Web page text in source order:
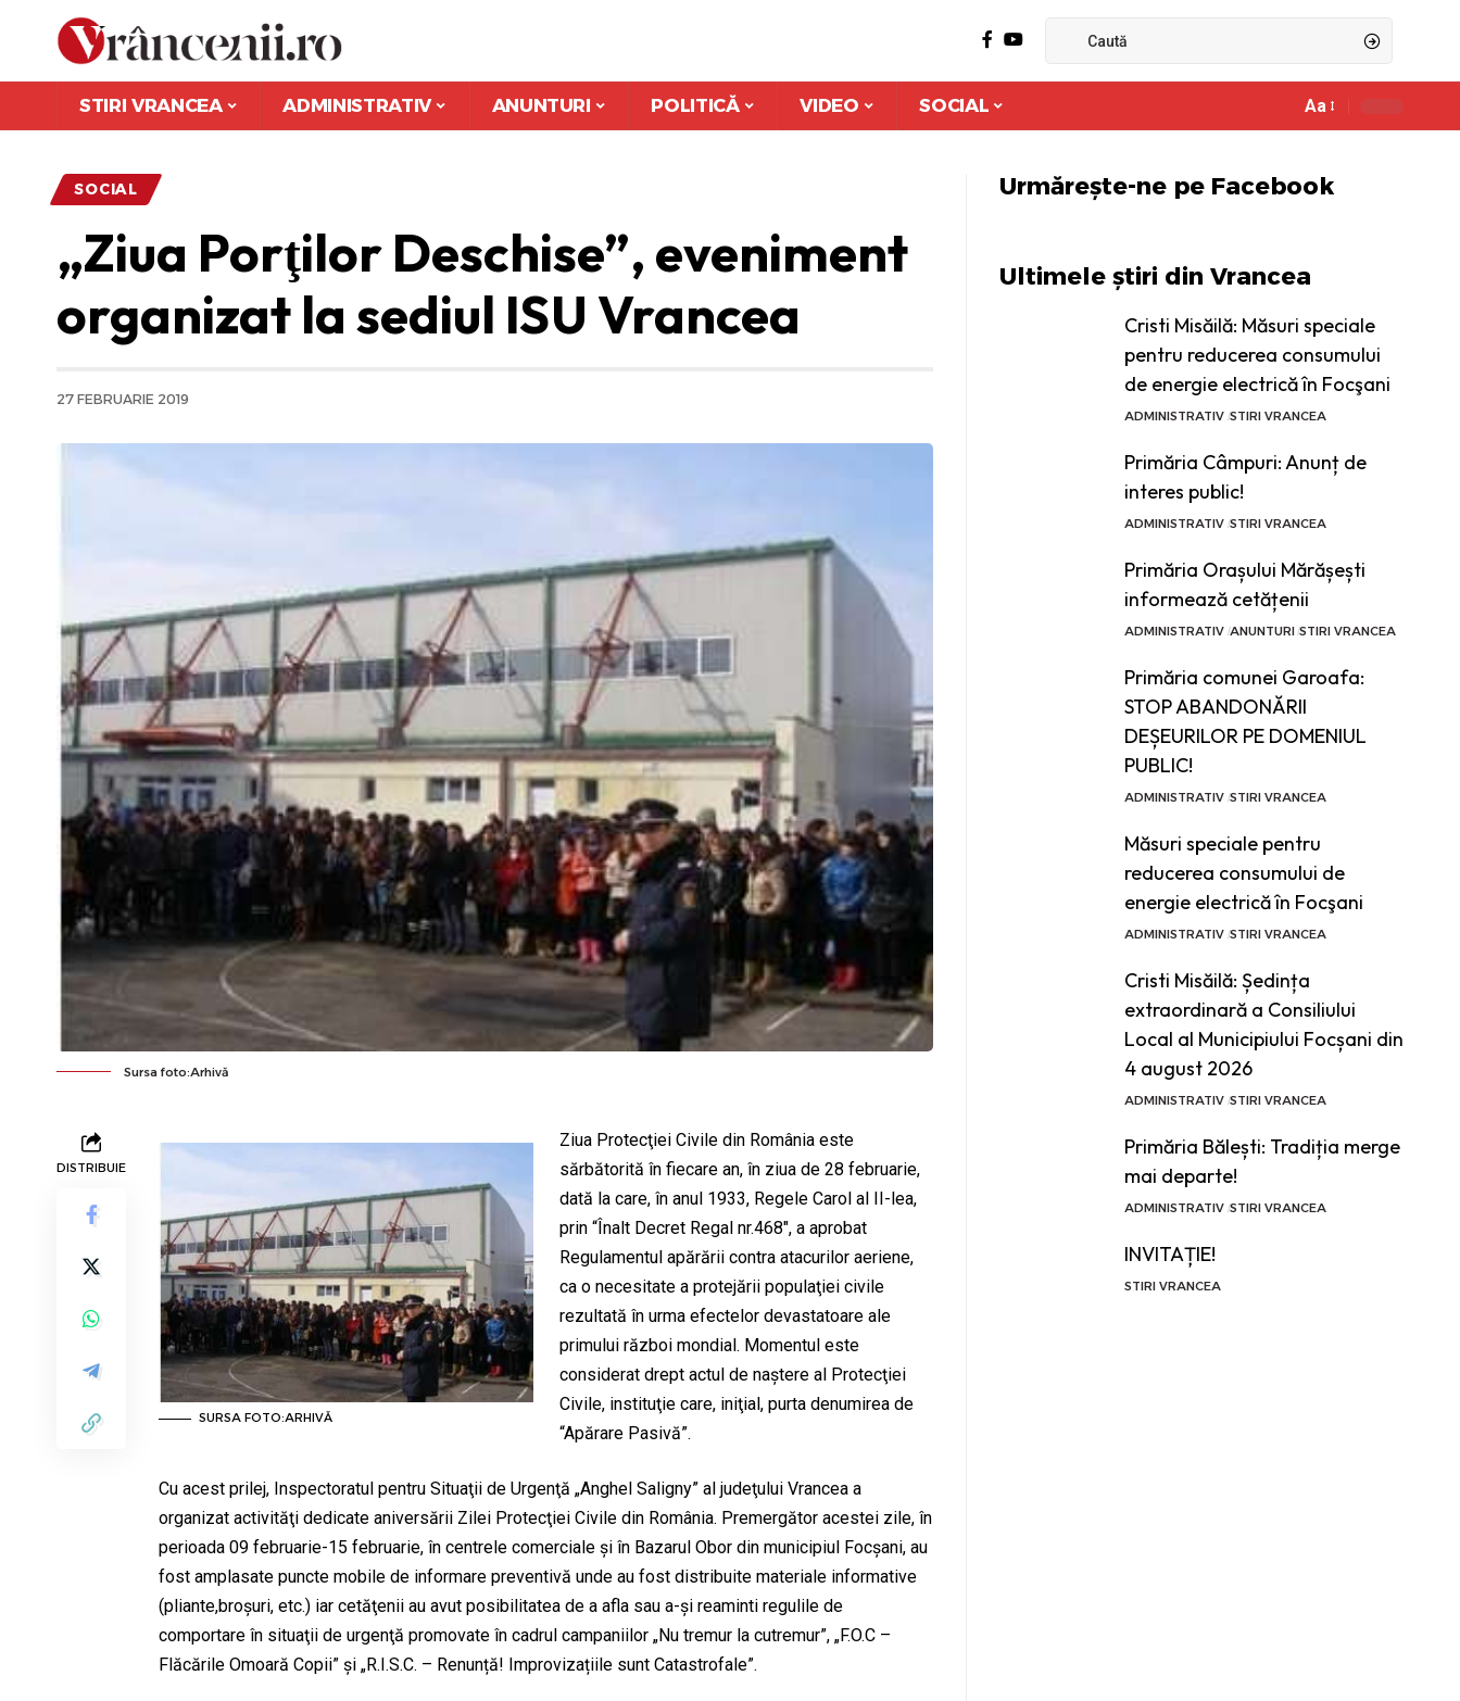
STIRI VRANCEA ADMINISTRATIV ANUNTURI POLITICĂ VIDEO SOCIAL
Ajustor
font
Aa
SOCIAL
„Ziua Porţilor Deschise”, eveniment
organizat la sediul ISU Vrancea
27 FEBRUARIE 2019
Sursa foto:Arhivă
DISTRIBUIE
SURSA FOTO:ARHIVĂ
Ziua Protecţiei Civile din România este
sărbătorită în fiecare an, în ziua de 28 februarie,
dată la care, în anul 1933, Regele Carol al II-lea,
prin “Înalt Decret Regal nr.468″, a aprobat
Regulamentul apărării contra atacurilor aeriene,
ca o necesitate a protejării populaţiei civile
rezultată în urma efectelor devastatoare ale
primului război mondial. Momentul este
considerat drept actul de naştere al Protecţiei
Civile, instituţie care, iniţial, purta denumirea de
“Apărare Pasivă”.
Cu acest prilej, Inspectoratul pentru Situaţii de Urgenţă „Anghel Saligny” al judeţului Vrancea a
organizat activităţi dedicate aniversării Zilei Protecţiei Civile din România. Premergător acestei zile, în
perioada 09 februarie-15 februarie, în centrele comerciale şi în Bazarul Obor din municipiul Focşani, au
fost amplasate puncte mobile de informare preventivă unde au fost distribuite materiale informative
(pliante,broșuri, etc.) iar cetăţenii au avut posibilitatea de a afla sau a-şi reaminti regulile de
comportare în situaţii de urgenţă promovate în cadrul campaniilor „Nu tremur la cutremur”, „F.O.C –
Flăcările Omoară Copii” și „R.I.S.C. – Renunță! Improvizațiile sunt Catastrofale”.
Urmărește-ne pe Facebook
Ultimele știri din Vrancea
Cristi Misăilă: Măsuri speciale
pentru reducerea consumului
de energie electrică în Focşani
ADMINISTRATIV STIRI VRANCEA
Primăria Câmpuri: Anunț de
interes public!
ADMINISTRATIV STIRI VRANCEA
Primăria Orașului Mărășești
informează cetățenii
ADMINISTRATIV ANUNTURI STIRI VRANCEA
Primăria comunei Garoafa:
STOP ABANDONĂRII
DEȘEURILOR PE DOMENIUL
PUBLIC!
ADMINISTRATIV STIRI VRANCEA
Măsuri speciale pentru
reducerea consumului de
energie electrică în Focşani
ADMINISTRATIV STIRI VRANCEA
Cristi Misăilă: Ședința
extraordinară a Consiliului
Local al Municipiului Focșani din
4 august 2026
ADMINISTRATIV STIRI VRANCEA
Primăria Bălești: Tradiția merge
mai departe!
ADMINISTRATIV STIRI VRANCEA
INVITAȚIE!
STIRI VRANCEA